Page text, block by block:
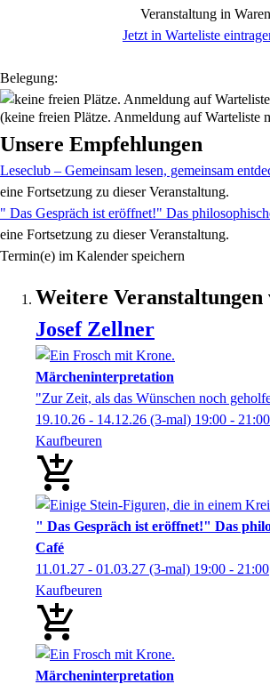
Veranstaltung in
Jetzt in Warteliste
Belegung:
(keine freien Plätze. Anmeldung auf Warteliste
Unsere Empfehlungen
Leseclub – Gemeinsam lesen, gemeinsam
eine Fortsetzung zu dieser Veranstaltung.
" Das Gespräch ist eröffnet!" Das
eine Fortsetzung zu dieser Veranstaltung.
Termin(e) im Kalender speichern
Weitere Veranstaltungen
Josef Zellner
Märcheninterpretation
"Zur Zeit, als das Wünschen noch
19.10.26 - 14.12.26 (3-mal) 19:00 - 21:00
Kaufbeuren
" Das Gespräch ist eröffnet!" Das
Café
11.01.27 - 01.03.27 (3-mal) 19:00 - 21:00
Kaufbeuren
Märcheninterpretation